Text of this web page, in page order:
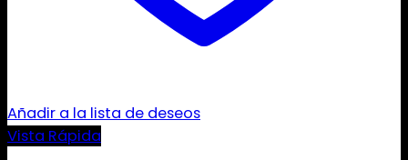
Añadir a la lista de deseos
Vista Rápida